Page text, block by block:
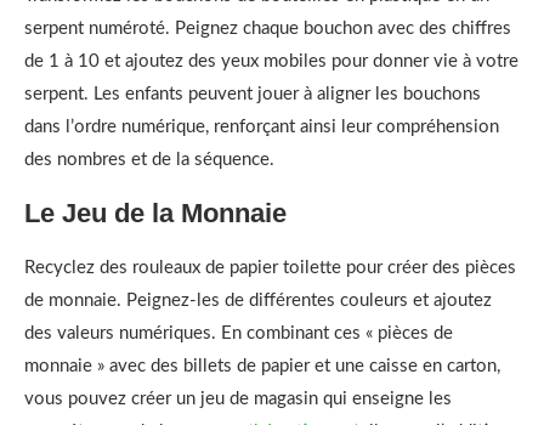
serpent numéroté. Peignez chaque bouchon avec des chiffres
de 1 à 10 et ajoutez des yeux mobiles pour donner vie à votre
serpent. Les enfants peuvent jouer à aligner les bouchons
dans l’ordre numérique, renforçant ainsi leur compréhension
des nombres et de la séquence.
Le Jeu de la Monnaie
Recyclez des rouleaux de papier toilette pour créer des pièces
de monnaie. Peignez-les de différentes couleurs et ajoutez
des valeurs numériques. En combinant ces « pièces de
monnaie » avec des billets de papier et une caisse en carton,
vous pouvez créer un jeu de magasin qui enseigne les